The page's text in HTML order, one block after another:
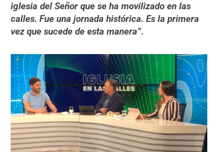
iglesia del Señor que se ha movilizado en las
calles. Fue una jornada histórica. Es la primera
vez que sucede de esta manera”.